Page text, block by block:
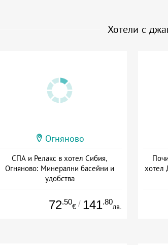
Хотели с
Огняново
СПА и Релакс в хотел Сибия,
Огняново: Минерални басейни и
удобства
72.50
€ / 141.80
лв.
хотел